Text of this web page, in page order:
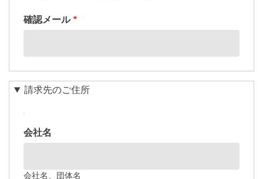
レ
確認メール
請求先のご住所
求
ご
会社名
会社名、団体名